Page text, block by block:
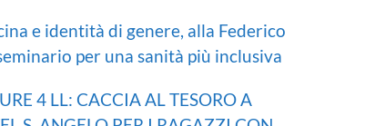
e identità di genere, alla Federico
per una sanità più inclusiva
4 LL: CACCIA AL TESORO A